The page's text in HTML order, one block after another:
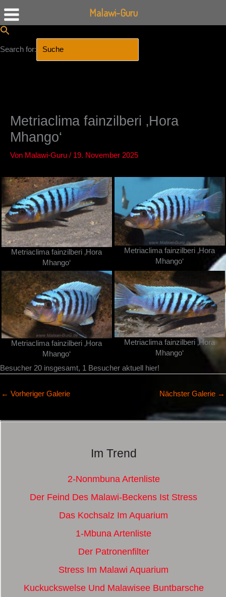
Search for:
Metriaclima fainzilberi ‚Hora
Mhango‘
Von Malawi-Guru / 19. November 2025
Metriaclima fainzilberi ‚Hora
Mhango‘
Metriaclima fainzilberi ‚Hora
Mhango‘
Metriaclima fainzilberi ‚Hora
Mhango‘
Metriaclima fainzilberi ‚Hora
Mhango‘
Besucher 20 insgesamt, 1 Besucher aktuell hier!
← Vorheriger Galerie Nächster Galerie →
Im Trend
2-Nonmbuna Artenliste
Der Feind Des Malawi-Beckens Ist Stress
Das Kochsalz Im Aquarium
1-Mbuna Artenliste
Der Patronenfilter
Stress Im Malawi Aquarium
Kuckuckswelse Und Malawisee Buntbarsche
Malawi-Guru